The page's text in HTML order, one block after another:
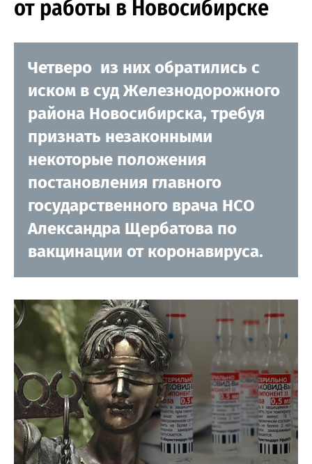
от работы в Новосибирске
Четверо из них обратились с
иском в суд Железнодорожного
района Новосибирска, требуя
признать незаконными
некоторые положения
постановления главного
государственного врача НСО
Александра Щербатова по
вакцинации от коронавируса.